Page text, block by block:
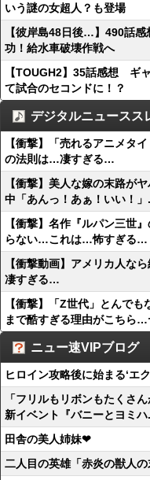
いう謎の女超人？も登場
【彼岸島48日後…】490話
功！給水車破壊作戦へ
【TOUGH2】35話感想 ギ
て試合のセコンドに！？
デジタルニュースス
【衝撃】「売れるアニメタ
の法則は…凄すぎる…
【衝撃】美人な嫁の末路が
中「あんっ！あぁ！いい！」
【衝撃】名作『ルパン三世
らない…これは…怖すぎる…
【衝撃動画】アメリカ人な
凄すぎる…
【衝撃】「Z世代」とんで
まで酷すぎる理由がこちら…
ニュー速VIPブログ
ヒロイン攻略後に始まる‘エ
「フリルもリボンもたくさ
新イベント『バニーとヨミハ
田舎の美人姉妹❤
二人目の英雄「赤炎の獣人の